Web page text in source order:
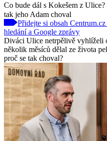
Co bude dál s Kokešem z
tak jeho Adam choval
Přidejte si obsah
hledání a Google zprávy
Diváci Ulice netrpělivě vyhlíželi
několik měsíců dělal ze života
proč se tak choval?